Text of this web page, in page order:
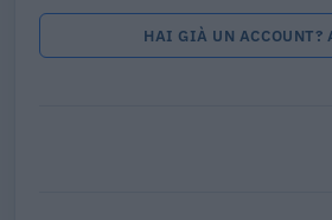
HAI GIÀ UN ACCOUNT?